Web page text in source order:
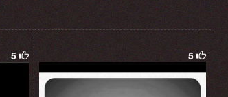
5 5